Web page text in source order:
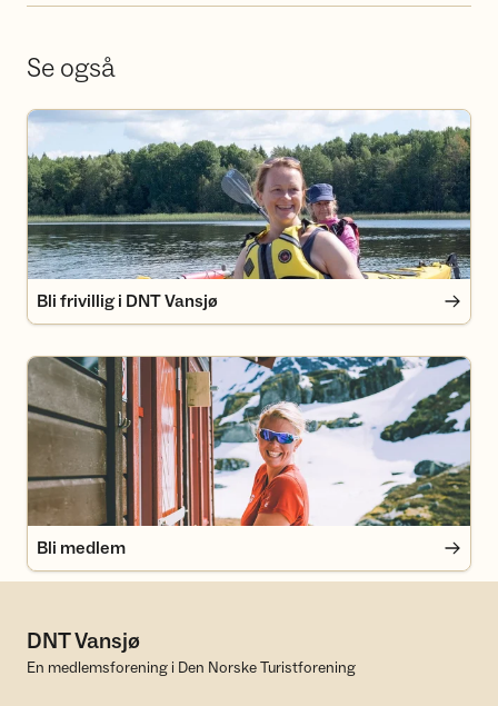
Se også
Bli frivillig i DNT Vansjø
Bli frivillig i DNT Vansjø
Bli medlem
Bli medlem
DNT Vansjø
En medlemsforening i Den Norske Turistforening